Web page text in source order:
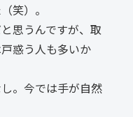
笑）。
思うんですが、取
惑う人も多いか
。今では手が自然